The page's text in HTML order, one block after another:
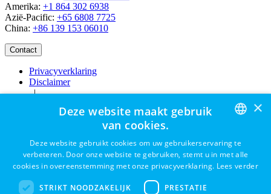
Amerika: +1 864 302 6938
Azië-Pacific: +65 6808 7725
China: +86 139 153 06010
Privacyverklaring
Disclaimer
|
Contact
Emmers
ENGLISH
×
Deze website maakt gebruik
van cookies.
Deze website gebruikt cookies om uw gebruikerservaring te
verbeteren. Door onze website te gebruiken, stemt u in met alle
cookies in overeenstemming met onze privacyverklaring. Lees verder
STRIKT NOODZAKELIJK PRESTATIE